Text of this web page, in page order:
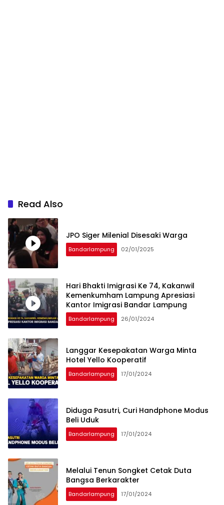
Read Also
JPO Siger Milenial Disesaki Warga
Bandarlampung 02/01/2025
Hari Bhakti Imigrasi Ke 74, Kakanwil
Kemenkumham Lampung Apresiasi
Kantor Imigrasi Bandar Lampung
Bandarlampung 26/01/2024
Langgar Kesepakatan Warga Minta
Hotel Yello Kooperatif
Bandarlampung 17/01/2024
Diduga Pasutri, Curi Handphone Modus
Beli Uduk
Bandarlampung 17/01/2024
Melalui Tenun Songket Cetak Duta
Bangsa Berkarakter
Bandarlampung 17/01/2024